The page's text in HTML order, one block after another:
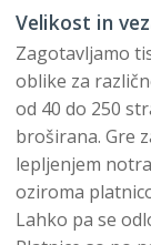
Velikost in
Zagotavljamo
oblike za
od 40 do 250
broširana. Gre
lepljenjem
oziroma
Lahko pa se